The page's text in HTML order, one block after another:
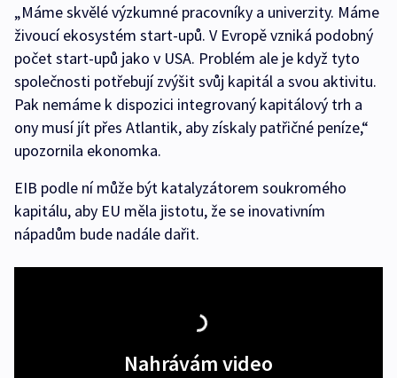
„Máme skvělé výzkumné pracovníky a univerzity. Máme
živoucí ekosystém start-upů. V Evropě vzniká podobný
počet start-upů jako v USA. Problém ale je když tyto
společnosti potřebují zvýšit svůj kapitál a svou aktivitu.
Pak nemáme k dispozici integrovaný kapitálový trh a
ony musí jít přes Atlantik, aby získaly patřičné peníze,“
upozornila ekonomka.
EIB podle ní může být katalyzátorem soukromého
kapitálu, aby EU měla jistotu, že se inovativním
nápadům bude nadále dařit.
Nahrávám video